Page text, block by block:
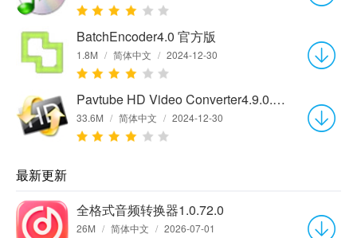
BatchEncoder4.0 官方版
1.8M / 简体中文 / 2024-12-30
Pavtube HD Video Converter4.9.0.0 官方版
33.6M / 简体中文 / 2024-12-30
最新更新
全格式音频转换器1.0.72.0
26M / 简体中文 / 2026-07-01